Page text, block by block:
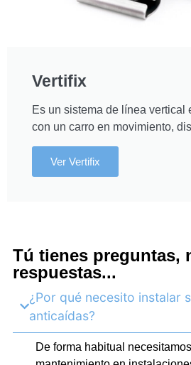
Vertifix
Es un sistema de línea vertical
con un carro en movimiento,
Ver Vertifix
Tú tienes preguntas,
respuestas...
¿Por qué necesito instalar
anticaídas?
De forma habitual